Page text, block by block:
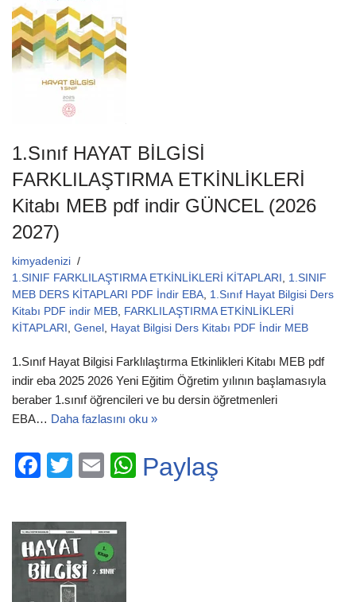
o
o
k
1.Sınıf HAYAT BİLGİSİ
FARKLILAŞTIRMA ETKİNLİKLERİ
Kitabı MEB pdf indir GÜNCEL (2026
2027)
kimyadenizi
1.SINIF FARKLILAŞTIRMA ETKİNLİKLERİ KİTAPLARI
1.SINIF
MEB DERS KİTAPLARI PDF İndir EBA 1.Sınıf Hayat Bilgisi Ders
Kitabı PDF indir MEB
FARKLILAŞTIRMA ETKİNLİKLERİ
KİTAPLARI
Genel Hayat Bilgisi Ders Kitabı PDF İndir MEB
1.Sınıf Hayat Bilgisi Farklılaştırma Etkinlikleri Kitabı MEB pdf
indir eba 2025 2026 Yeni Eğitim Öğretim yılının başlamasıyla
beraber 1.sınıf öğrencileri ve bu dersin öğretmenleri
EBA… Daha fazlasını oku »
F
c
e
b
T
tt
er
E
ail
W
Paylaş